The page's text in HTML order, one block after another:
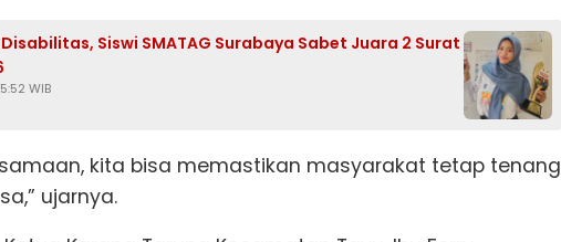
Siswi SMATAG Surabaya Sabet Juara 2 Surat
WIB
kita bisa memastikan masyarakat tetap tenang
ujarnya.